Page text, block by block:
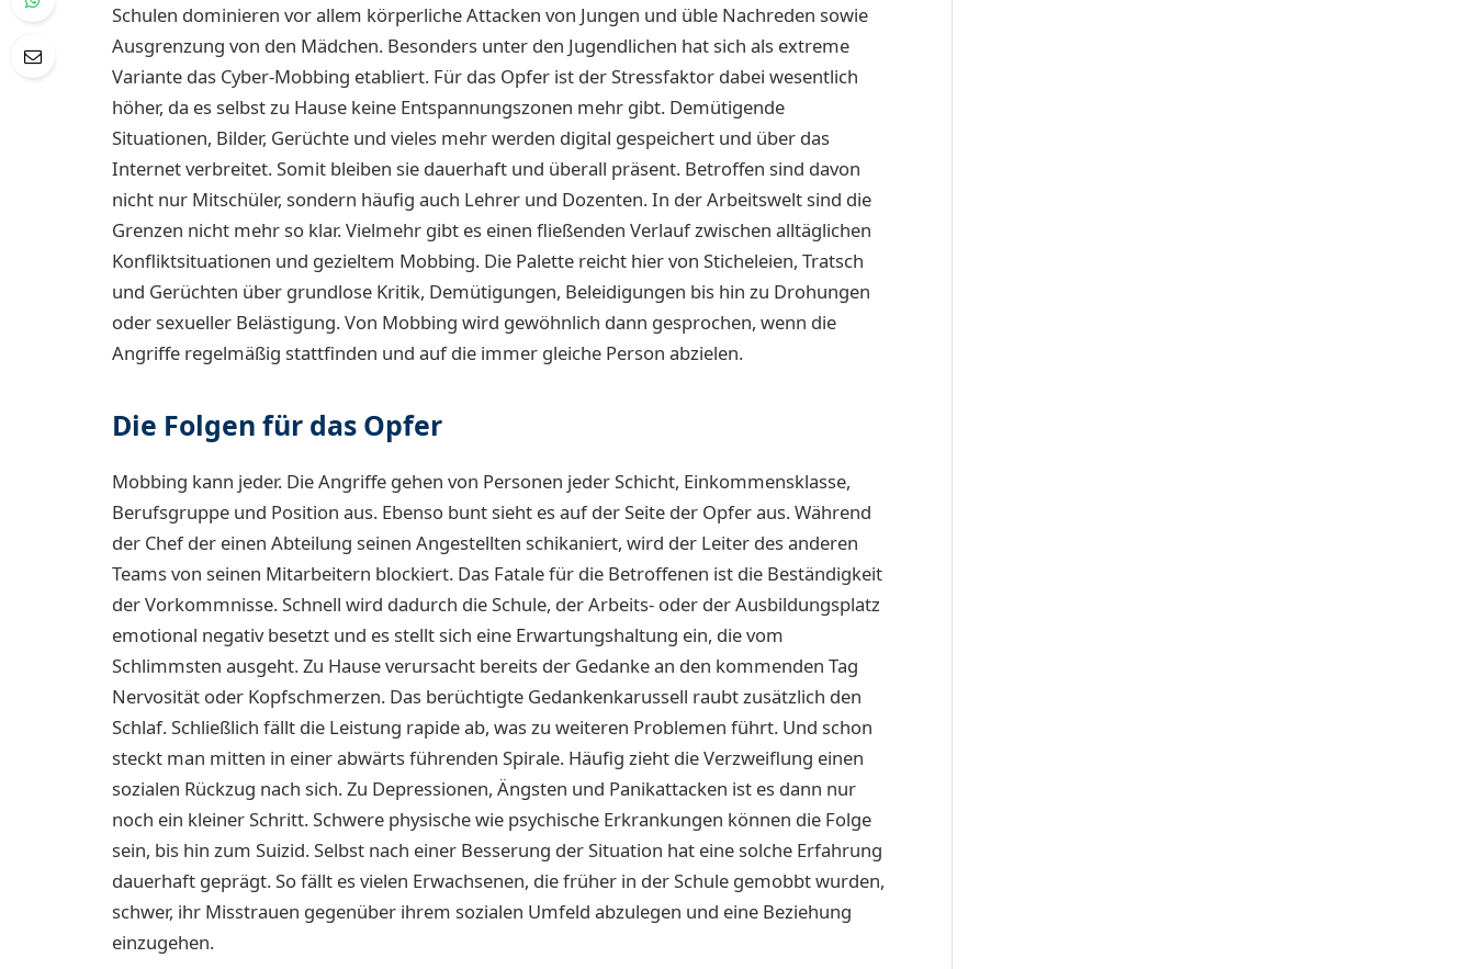
Schulen dominieren vor allem körperliche Attacken von Jungen und üble Nachreden sowie
Ausgrenzung von den Mädchen. Besonders unter den Jugendlichen hat sich als extreme
Variante das Cyber-Mobbing etabliert. Für das Opfer ist der Stressfaktor dabei wesentlich
höher, da es selbst zu Hause keine Entspannungszonen mehr gibt. Demütigende
Situationen, Bilder, Gerüchte und vieles mehr werden digital gespeichert und über das
Internet verbreitet. Somit bleiben sie dauerhaft und überall präsent. Betroffen sind davon
nicht nur Mitschüler, sondern häufig auch Lehrer und Dozenten. In der Arbeitswelt sind die
Grenzen nicht mehr so klar. Vielmehr gibt es einen fließenden Verlauf zwischen alltäglichen
Konfliktsituationen und gezieltem Mobbing. Die Palette reicht hier von Sticheleien, Tratsch
und Gerüchten über grundlose Kritik, Demütigungen, Beleidigungen bis hin zu Drohungen
oder sexueller Belästigung. Von Mobbing wird gewöhnlich dann gesprochen, wenn die
Angriffe regelmäßig stattfinden und auf die immer gleiche Person abzielen.
Die Folgen für das Opfer
Mobbing kann jeder. Die Angriffe gehen von Personen jeder Schicht, Einkommensklasse,
Berufsgruppe und Position aus. Ebenso bunt sieht es auf der Seite der Opfer aus. Während
der Chef der einen Abteilung seinen Angestellten schikaniert, wird der Leiter des anderen
Teams von seinen Mitarbeitern blockiert. Das Fatale für die Betroffenen ist die Beständigkeit
der Vorkommnisse. Schnell wird dadurch die Schule, der Arbeits- oder der Ausbildungsplatz
emotional negativ besetzt und es stellt sich eine Erwartungshaltung ein, die vom
Schlimmsten ausgeht. Zu Hause verursacht bereits der Gedanke an den kommenden Tag
Nervosität oder Kopfschmerzen. Das berüchtigte Gedankenkarussell raubt zusätzlich den
Schlaf. Schließlich fällt die Leistung rapide ab, was zu weiteren Problemen führt. Und schon
steckt man mitten in einer abwärts führenden Spirale. Häufig zieht die Verzweiflung einen
sozialen Rückzug nach sich. Zu Depressionen, Ängsten und Panikattacken ist es dann nur
noch ein kleiner Schritt. Schwere physische wie psychische Erkrankungen können die Folge
sein, bis hin zum Suizid. Selbst nach einer Besserung der Situation hat eine solche Erfahrung
dauerhaft geprägt. So fällt es vielen Erwachsenen, die früher in der Schule gemobbt wurden,
schwer, ihr Misstrauen gegenüber ihrem sozialen Umfeld abzulegen und eine Beziehung
einzugehen.